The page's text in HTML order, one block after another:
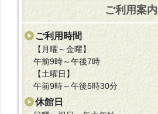
ご利用案内
ご利用時間
【月曜～金曜】
午前9時～午後7時
【土曜日】
午前9時～午後5時30分
休館日